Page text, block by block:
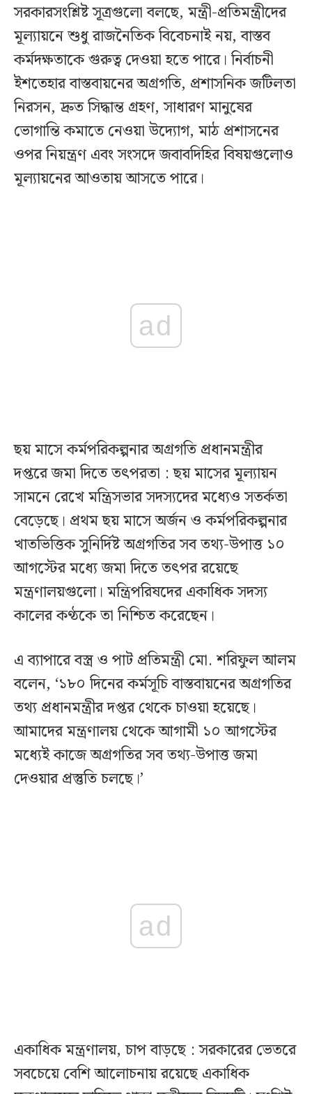
সরকারসংশ্লিষ্ট সূত্রগুলো বলছে, মন্ত্রী-প্রতিমন্ত্রীদের
মূল্যায়নে শুধু রাজনৈতিক বিবেচনাই নয়, বাস্তব
কর্মদক্ষতাকে গুরুত্ব দেওয়া হতে পারে। নির্বাচনী
ইশতেহার বাস্তবায়নের অগ্রগতি, প্রশাসনিক জটিলতা
নিরসন, দ্রুত সিদ্ধান্ত গ্রহণ, সাধারণ মানুষের
ভোগান্তি কমাতে নেওয়া উদ্যোগ, মাঠ প্রশাসনের
ওপর নিয়ন্ত্রণ এবং সংসদে জবাবদিহির বিষয়গুলোও
মূল্যায়নের আওতায় আসতে পারে।
ad
ছয় মাসে কর্মপরিকল্পনার অগ্রগতি প্রধানমন্ত্রীর
দপ্তরে জমা দিতে তৎপরতা : ছয় মাসের মূল্যায়ন
সামনে রেখে মন্ত্রিসভার সদস্যদের মধ্যেও সতর্কতা
বেড়েছে। প্রথম ছয় মাসে অর্জন ও কর্মপরিকল্পনার
খাতভিত্তিক সুনির্দিষ্ট অগ্রগতির সব তথ্য-উপাত্ত ১০
আগস্টের মধ্যে জমা দিতে তৎপর রয়েছে
মন্ত্রণালয়গুলো। মন্ত্রিপরিষদের একাধিক সদস্য
কালের কণ্ঠকে তা নিশ্চিত করেছেন।
এ ব্যাপারে বস্ত্র ও পাট প্রতিমন্ত্রী মো. শরিফুল আলম
বলেন, ‘১৮০ দিনের কর্মসূচি বাস্তবায়নের অগ্রগতির
তথ্য প্রধানমন্ত্রীর দপ্তর থেকে চাওয়া হয়েছে।
আমাদের মন্ত্রণালয় থেকে আগামী ১০ আগস্টের
মধ্যেই কাজে অগ্রগতির সব তথ্য-উপাত্ত জমা
দেওয়ার প্রস্তুতি চলছে।’
ad
একাধিক মন্ত্রণালয়, চাপ বাড়ছে : সরকারের ভেতরে
সবচেয়ে বেশি আলোচনায় রয়েছে একাধিক